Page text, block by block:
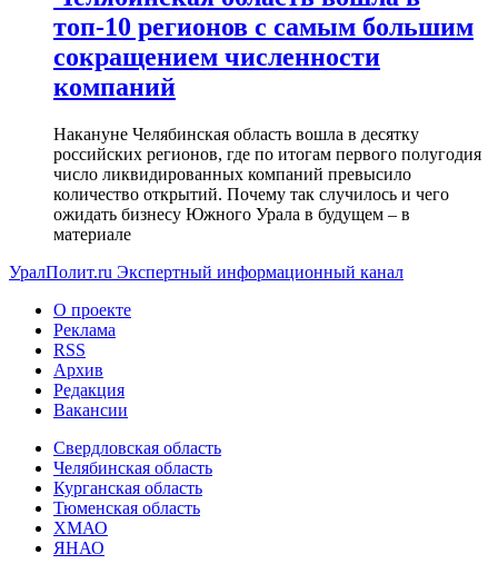
топ-10 регионов с самым большим
сокращением численности
компаний
Накануне Челябинская область вошла в десятку
российских регионов, где по итогам первого полугодия
число ликвидированных компаний превысило
количество открытий. Почему так случилось и чего
ожидать бизнесу Южного Урала в будущем – в
материале
УралПолит.ru Экспертный информационный канал
О проекте
Реклама
RSS
Архив
Редакция
Вакансии
Свердловская область
Челябинская область
Курганская область
Тюменская область
ХМАО
ЯНАО